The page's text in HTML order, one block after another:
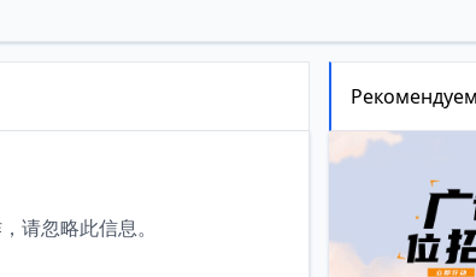
请忽略此信息。